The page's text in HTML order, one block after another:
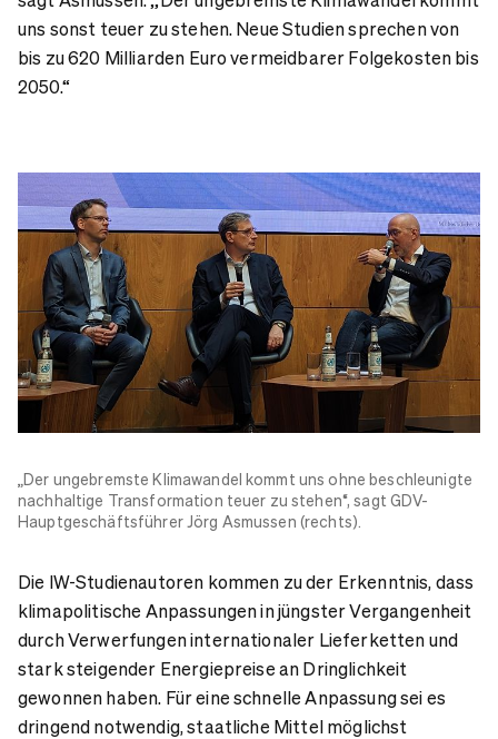
uns sonst teuer zu stehen. Neue Studien sprechen von
bis zu 620 Milliarden Euro vermeidbarer Folgekosten bis
2050.“
„Der ungebremste Klimawandel kommt uns ohne beschleunigte
nachhaltige Transformation teuer zu stehen“, sagt GDV-
Hauptgeschäftsführer Jörg Asmussen (rechts).
Die IW-Studienautoren kommen zu der Erkenntnis, dass
klimapolitische Anpassungen in jüngster Vergangenheit
durch Verwerfungen internationaler Lieferketten und
stark steigender Energiepreise an Dringlichkeit
gewonnen haben. Für eine schnelle Anpassung sei es
dringend notwendig, staatliche Mittel möglichst